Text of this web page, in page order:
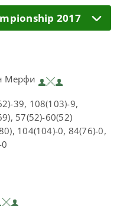
2017
Мерфи
39, 108(103)-9,
57(52)-60(52)
104(104)-0, 84(76)-0,